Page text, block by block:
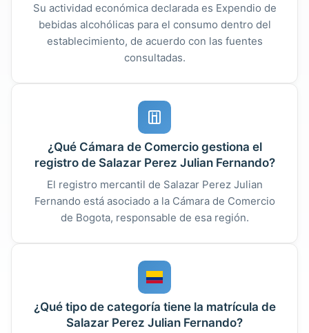
Su actividad económica declarada es Expendio de
bebidas alcohólicas para el consumo dentro del
establecimiento, de acuerdo con las fuentes
consultadas.
¿Qué Cámara de Comercio gestiona el
registro de Salazar Perez Julian Fernando?
El registro mercantil de Salazar Perez Julian
Fernando está asociado a la Cámara de Comercio
de Bogota, responsable de esa región.
¿Qué tipo de categoría tiene la matrícula de
Salazar Perez Julian Fernando?